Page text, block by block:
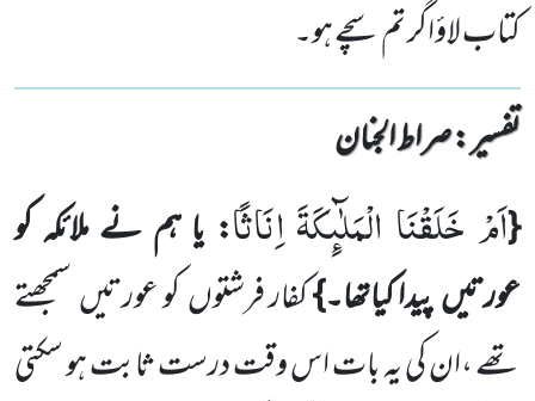
کتاب لاؤاگر تم سچے ہو۔
تفسیر : ‎صراط الجنان
{اَمْ خَلَقْنَا الْمَلٰٓىٕكَةَ اِنَاثًا: یا ہم نے ملائکہ کو
عورتیںپیدا کیاتھا۔}کفار فرشتوںکو عورتیں سمجھتے
تھے ،ان کی یہ بات اس وقت درست ثابت ہو سکتی